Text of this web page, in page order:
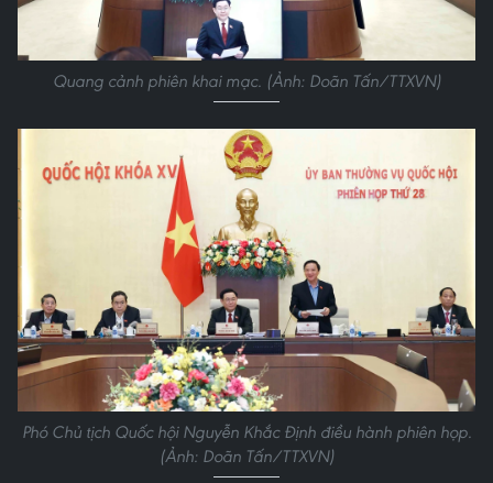
Quang cảnh phiên khai mạc. (Ảnh: Doãn Tấn/TTXVN)
Phó Chủ tịch Quốc hội Nguyễn Khắc Định điều hành phiên họp.
(Ảnh: Doãn Tấn/TTXVN)